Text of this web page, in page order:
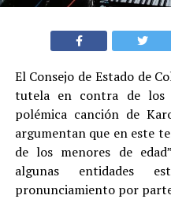
El Consejo de Estado de
tutela en contra de los
polémica canción de
argumentan que en este
de los menores de
algunas entidades
pronunciamiento por